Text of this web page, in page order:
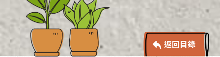
返回目錄